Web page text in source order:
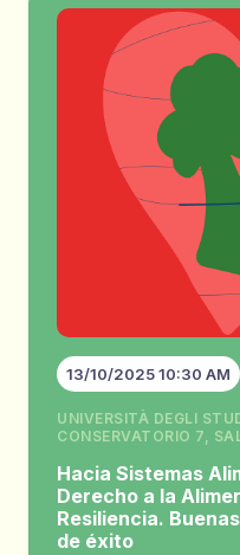
13/10/2025 10:30 AM
UNIVERSITÀ DEGLI
CONSERVATORIO 7,
Hacia Sistemas
Derecho a la
Resiliencia.
de éxito